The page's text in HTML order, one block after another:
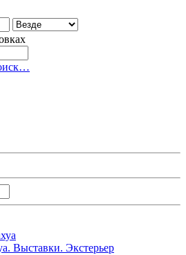
Выставки. Экстерьер